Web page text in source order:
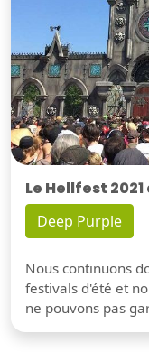
Le Hellfest
Deep Purple
Nous continuons
festivals d'été et
ne pouvons pas